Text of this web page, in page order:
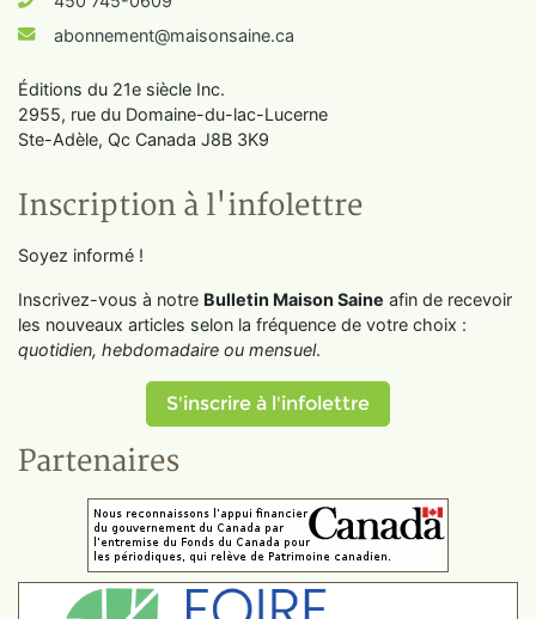
abonnement@maisonsaine.ca
Éditions du 21e siècle Inc.
2955, rue du Domaine-du-lac-Lucerne
Ste-Adèle, Qc Canada J8B 3K9
Inscription à l'infolettre
Soyez informé !
Inscrivez-vous à notre Bulletin Maison Saine afin de recevoir
les nouveaux articles selon la fréquence de votre choix :
quotidien, hebdomadaire ou mensuel.
S'inscrire à l'infolettre
Partenaires